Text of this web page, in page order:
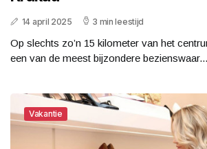
14 april 2025 3 min leestijd
Op slechts zo’n 15 kilometer van het
een van de meest bijzondere bezienswaar...
Vakantie